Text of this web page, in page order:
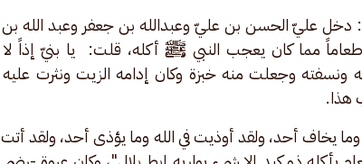
دخل عليّ الحسن بن عليّ وعبدالله بن جعفر وعبد الله بن
مما كان يعجب النبي ﷺ أكله، قلت:  يا بنيّ إذاً لا
وجعلت منه خبزة وكان إدامه الزيت ونثرت عليه
هذا.
يخاف أحد، ولقد أوذيت في الله وما يؤذى أحد، ولقد أتت